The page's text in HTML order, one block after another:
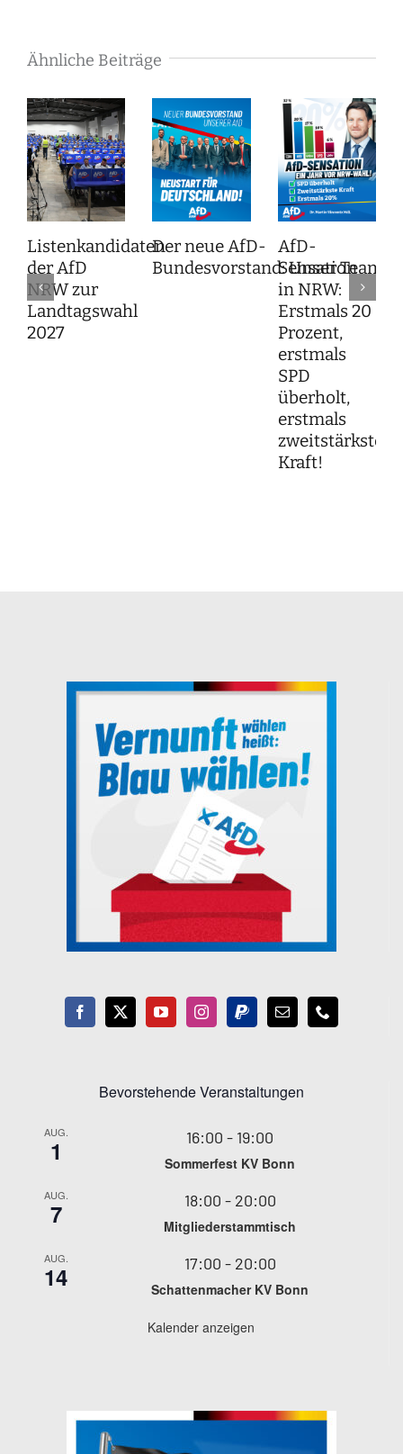
Ähnliche Beiträge
Listenkandidaten
der AfD
NRW zur
Landtagswahl
2027
Der neue AfD-
Bundesvorstand: Unser Team
AfD-
Sensation
in NRW:
Erstmals 20
Prozent,
erstmals
SPD
überholt,
erstmals
zweitstärkste
Kraft!
Bevorstehende Veranstaltungen
AUG.
1 16:00 - 19:00
Sommerfest KV Bonn
AUG.
7 18:00 - 20:00
Mitgliederstammtisch
AUG.
14 17:00 - 20:00
Schattenmacher KV Bonn
Kalender anzeigen